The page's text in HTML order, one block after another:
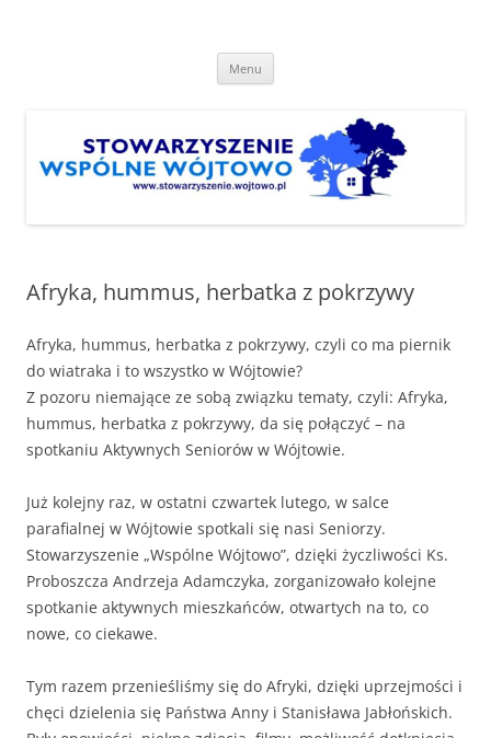
Wójtowo"
Menu
Afryka, hummus, herbatka z pokrzywy
Afryka, hummus, herbatka z pokrzywy, czyli co ma piernik
do wiatraka i to wszystko w Wójtowie?
Z pozoru niemające ze sobą związku tematy, czyli: Afryka,
hummus, herbatka z pokrzywy, da się połączyć – na
spotkaniu Aktywnych Seniorów w Wójtowie.
Już kolejny raz, w ostatni czwartek lutego, w salce
parafialnej w Wójtowie spotkali się nasi Seniorzy.
Stowarzyszenie „Wspólne Wójtowo”, dzięki życzliwości Ks.
Proboszcza Andrzeja Adamczyka, zorganizowało kolejne
spotkanie aktywnych mieszkańców, otwartych na to, co
nowe, co ciekawe.
Tym razem przenieśliśmy się do Afryki, dzięki uprzejmości i
chęci dzielenia się Państwa Anny i Stanisława Jabłońskich.